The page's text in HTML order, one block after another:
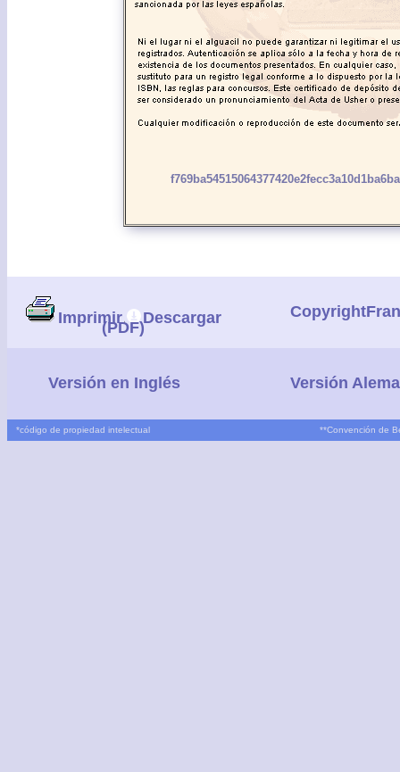
Imprimir| Descargar
(PDF)
Versión en Inglés Versión
*código de propiedad intelectual **Convención de